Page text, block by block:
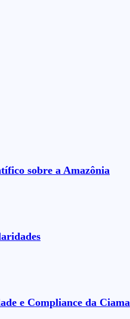
sobre a Amazônia
e Compliance da Ciama